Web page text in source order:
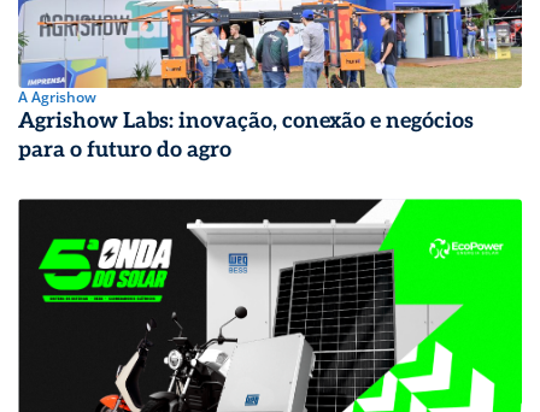
A Agrishow
Agrishow Labs: inovação, conexão e negócios
para o futuro do agro